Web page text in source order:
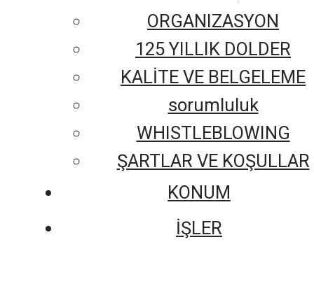
ORGANIZASYON
125 YILLIK DOLDER
KALİTE VE BELGELEME
sorumluluk
WHISTLEBLOWING
ŞARTLAR VE KOŞULLAR
KONUM
İŞLER